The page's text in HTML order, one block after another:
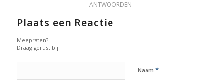
ANTWOORDEN
Plaats een Reactie
Meepraten?
Draag gerust bij!
Naam *